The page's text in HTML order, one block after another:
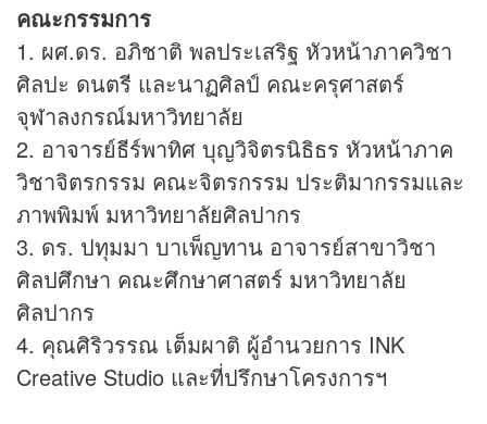
คณะกรรมการ
1. ผศ.ดร. อภิชาติ พลประเสริฐ หัวหน้าภาควิชา
ศิลปะ ดนตรี และนาฏศิลป์ คณะครุศาสตร์
จุฬาลงกรณ์มหาวิทยาลัย
2. อาจารย์ธีร์พาทิศ บุญวิจิตรนิธิธร หัวหน้าภาค
วิชาจิตรกรรม คณะจิตรกรรม ประติมากรรมและ
ภาพพิมพ์ มหาวิทยาลัยศิลปากร
3. ดร. ปทุมมา บาเพ็ญทาน อาจารย์สาขาวิชา
ศิลปศึกษา คณะศึกษาศาสตร์ มหาวิทยาลัย
ศิลปากร
4. คุณศิริวรรณ เต็มผาติ ผู้อำนวยการ INK
Creative Studio และที่ปรึกษาโครงการฯ